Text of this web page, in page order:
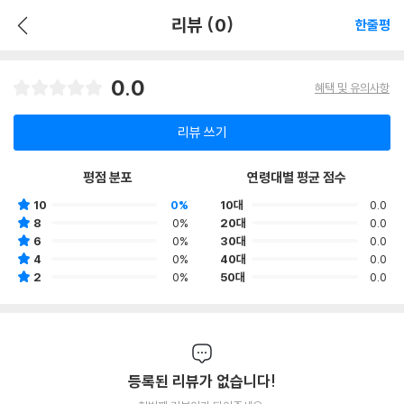
리뷰 (0) 한줄평
0.0 혜택 및 유의사항
리뷰 쓰기
평점 분포
10
0%
8
0%
6
0%
4
0%
2
0%
연령대별 평균 점수
10대
0.0
20대
0.0
30대
0.0
40대
0.0
50대
0.0
등록된 리뷰가 없습니다!